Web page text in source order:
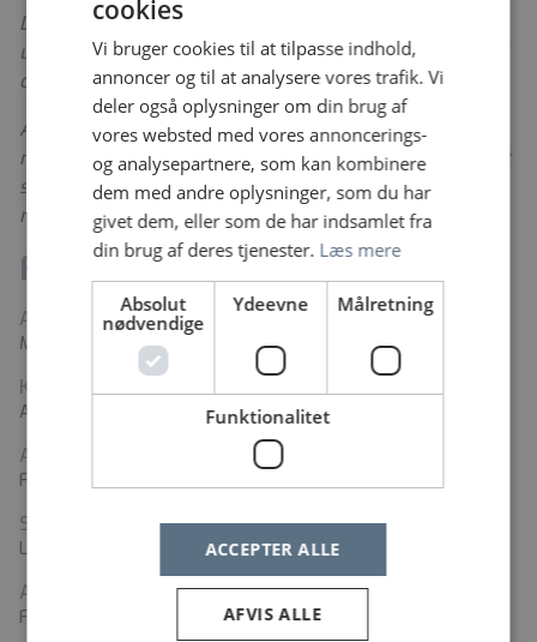
Derfor har vi fokus på såvel tryghed og
udviklingsmuligheder, balance mellem arbejde og fritid
og en veltilrettelagt onboarding.
Alt det mener vi, er med til at skabe arbejdsglæde hos
medarbejderne. En arbejdsglæde, der også er med til at
skabe tryghed og tilfredshed hos dem, vi er her for -
nemlig patienterne.
Fakta
Arbejdssted
Midt- og Vestsjællands Hospital, Slagelse
Kontaktperson
Ann Johansen
Adresse
Fælledvej 2E, 4200 Slagelse
Stillingstyper
Lægesekretær
Ansættelsesform
Fast ansættelse
cookies
Vi bruger cookies til at tilpasse indhold,
annoncer og til at analysere vores trafik. Vi
deler også oplysninger om din brug af
vores websted med vores annoncerings-
og analysepartnere, som kan kombinere
dem med andre oplysninger, som du har
givet dem, eller som de har indsamlet fra
din brug af deres tjenester. Læs mere
Absolut
nødvendige
Ydeevne Målretning
Funktionalitet
ACCEPTER ALLE
AFVIS ALLE